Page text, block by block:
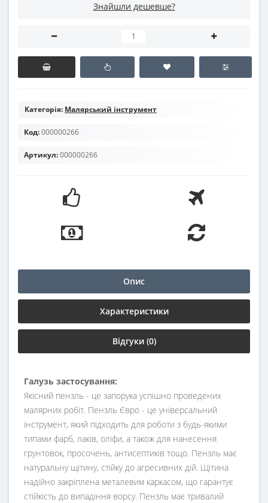
Знайшли дешевше?
Категорія: Малярський інструмент
Код:000000266
Артикул:000000266
Опис
Характеристики
Відгуки (0)
Галузь застосування:
Якісний пензль - це запорука успішно проведених
малярних робіт. Пензль Євро - це універсальний
інструмент, який підходить для роботи з будь-якими
типами фарб, лаків, оліфи, а також для нанесення
грунтовок, просочень, антисептиків тощо. Пензль має
натуральну щітину, стійку до агресивних дій. Щітина
надійно закріплена металевим каркасом, що гарантує
стійкість до випадіння ворсу. Пензль має тривалий